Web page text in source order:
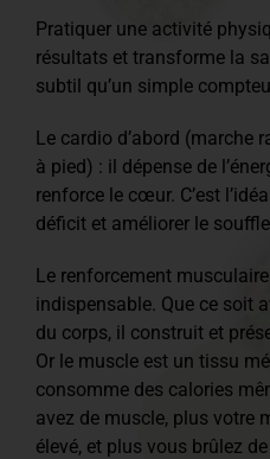
Pratiquer une activité
résultats et transforme la
subtil qu’un simple
Le cardio d’abord (marche
à pied) : il dépense de
renforce le cœur. C’est
déficit et améliorer le
Le renforcement
indispensable. Que ce soit
du corps, il construit et
Or le muscle est un tissu
consomme des calories
avez de muscle, plus votre
élevé, et plus vous brûlez